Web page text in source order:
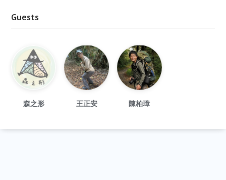
Guests
森之形 王正安 陳柏璋